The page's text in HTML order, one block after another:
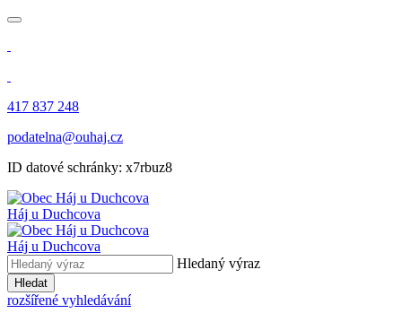
417 837 248
podatelna@ouhaj.cz
ID datové schránky: x7rbuz8
Háj u Duchcova
Háj u Duchcova
Hledaný výraz
Hledat
rozšířené vyhledávání